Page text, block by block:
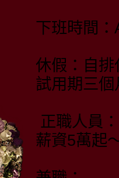
下班時間
休假：自
試用期三
正職人員：
薪資5萬起